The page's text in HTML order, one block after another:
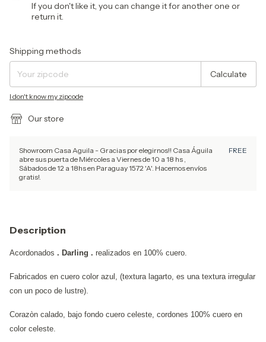
If you don't like it, you can change it for another one or
return it.
Shipping for zipcode:
Shipping methods
Calculate
I don't know my zipcode
Our store
Showroom Casa Aguila - Gracias por elegirnos!! Casa Águila
abre sus puerta de Miércoles a Viernes de 10 a 18 hs ,
Sábados de 12 a 18hs en Paraguay 1572 'A'. Hacemos envíos
gratis!.
FREE
Description
Acordonados . Darling . realizados en 100% cuero.
Fabricados en cuero color azul, (textura lagarto, es una textura irregular
con un poco de lustre).
Corazòn calado, bajo fondo cuero celeste, cordones 100% cuero en
color celeste.